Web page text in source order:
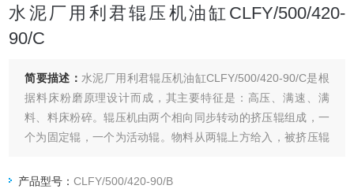
水泥厂用利君辊压机油缸CLFY/500/420-
90/C
简要描述： 水泥厂用利君辊压机油缸CLFY/500/420-90/C是根
据料床粉磨原理设计而成，其主要特征是：高压、满速、满
料、料床粉碎。辊压机由两个相向同步转动的挤压辊组成，一
个为固定辊，一个为活动辊。物料从两辊上方给入，被挤压辊
料饼从机下排出。
产品型号：CLFY/500/420-90/B